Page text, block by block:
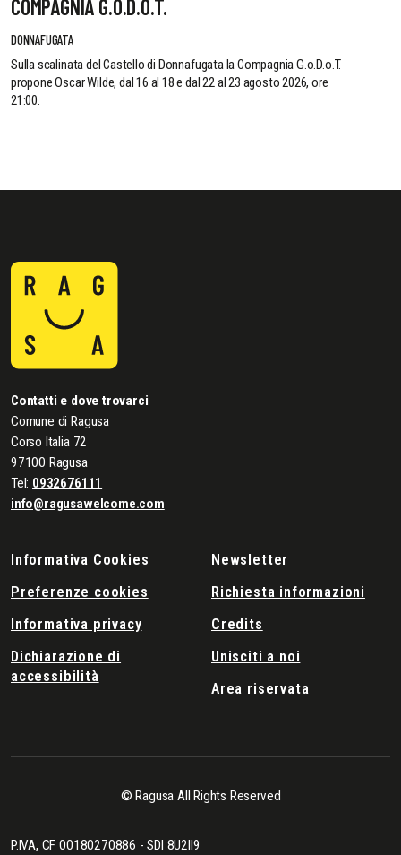
COMPAGNIA G.O.D.O.T.
DONNAFUGATA
Sulla scalinata del Castello di Donnafugata la Compagnia G.o.D.o.T.
propone Oscar Wilde, dal 16 al 18 e dal 22 al 23 agosto 2026, ore
21:00.
Contatti e dove trovarci
Comune di Ragusa
Corso Italia 72
97100 Ragusa
Tel: 0932676111
info@ragusawelcome.com
Informativa Cookies
Preferenze cookies
Informativa privacy
Dichiarazione di
accessibilità
Newsletter
Richiesta informazioni
Credits
Unisciti a noi
Area riservata
© Ragusa All Rights Reserved
P.IVA, CF 00180270886 - SDI 8U2II9